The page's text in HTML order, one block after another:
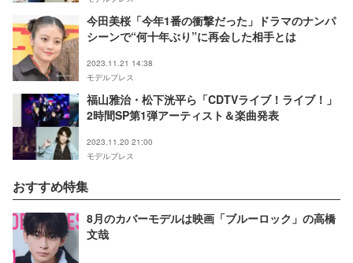
今田美桜「今年1番の衝撃だった」ドラマのナンパ
シーンで“何十年ぶり”に再会した相手とは
2023.11.21 14:38
モデルプレス
福山雅治・松下洸平ら「CDTVライブ！ライブ！」
2時間SP第1弾アーティスト＆楽曲発表
2023.11.20 21:00
モデルプレス
おすすめ特集
8月のカバーモデルは映画「ブルーロック」の高橋
文哉